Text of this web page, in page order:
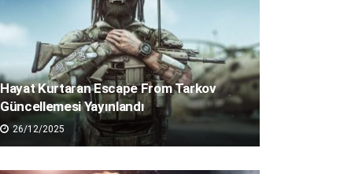
Hayat Kurtaran Escape From Tarkov
Güncellemesi Yayınlandı
26/12/2025